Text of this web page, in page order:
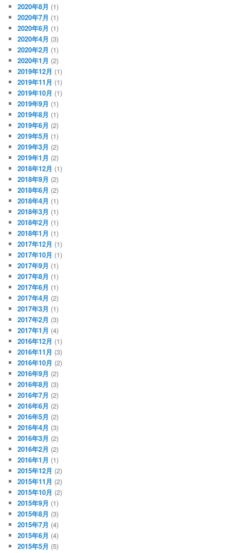
2020年8月 (1)
2020年7月 (1)
2020年6月 (1)
2020年4月 (3)
2020年2月 (1)
2020年1月 (2)
2019年12月 (1)
2019年11月 (1)
2019年10月 (1)
2019年9月 (1)
2019年8月 (1)
2019年6月 (2)
2019年5月 (1)
2019年3月 (2)
2019年1月 (2)
2018年12月 (1)
2018年9月 (2)
2018年6月 (2)
2018年4月 (1)
2018年3月 (1)
2018年2月 (1)
2018年1月 (1)
2017年12月 (1)
2017年10月 (1)
2017年9月 (1)
2017年8月 (1)
2017年6月 (1)
2017年4月 (2)
2017年3月 (1)
2017年2月 (3)
2017年1月 (4)
2016年12月 (1)
2016年11月 (3)
2016年10月 (2)
2016年9月 (2)
2016年8月 (3)
2016年7月 (2)
2016年6月 (2)
2016年5月 (2)
2016年4月 (3)
2016年3月 (2)
2016年2月 (2)
2016年1月 (1)
2015年12月 (2)
2015年11月 (2)
2015年10月 (2)
2015年9月 (1)
2015年8月 (3)
2015年7月 (4)
2015年6月 (4)
2015年5月 (5)